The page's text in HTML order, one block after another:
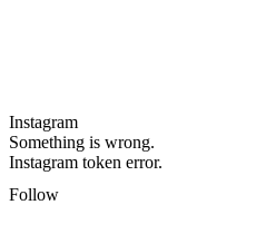
Instagram
Something is wrong.
Instagram token error.
Follow